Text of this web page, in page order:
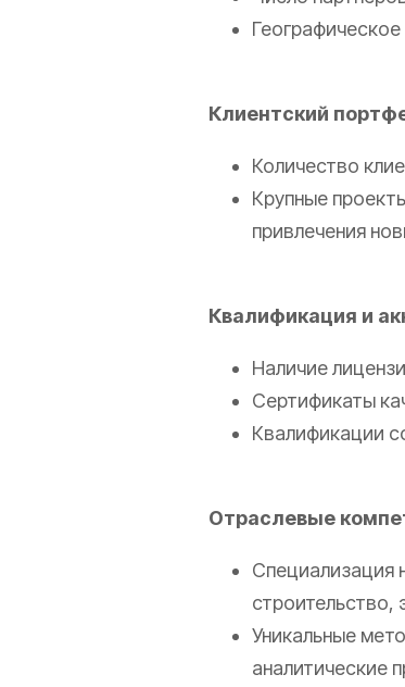
Клиентский
Количество
Крупные
привлечения
Квалификация и
Наличие
Сертификаты
Квалификации
Отраслевые
Специализация
строительство,
Уникальные
аналитические